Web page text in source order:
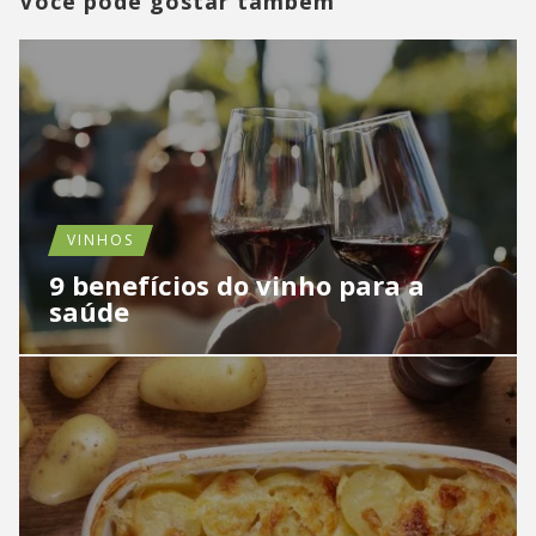
VINHOS
9 benefícios do vinho para a
saúde